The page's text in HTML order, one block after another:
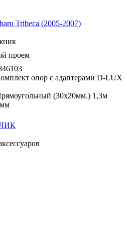
Tribeca (2005-2007)
проем
опор с адаптерами D-LUX
(30x20мм.) 1,3м